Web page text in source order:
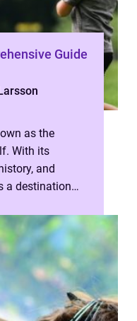
Guide
as the
With its
and
a destination